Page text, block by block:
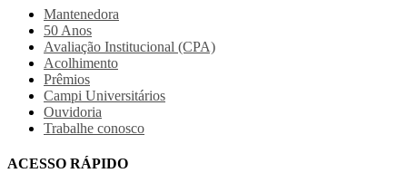
Mantenedora
50 Anos
Avaliação Institucional (CPA)
Acolhimento
Prêmios
Campi Universitários
Ouvidoria
Trabalhe conosco
ACESSO RÁPIDO